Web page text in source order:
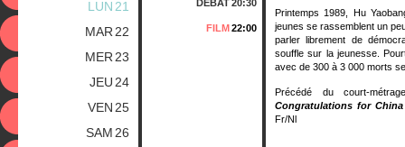
LUN 21
MAR 22
MER 23
JEU 24
VEN 25
SAM 26
DÉBAT20:30
FILM22:00
Printemps 1989, Hu
jeunes se rassemblent un
parler librement de
souffle sur la jeunesse.
avec de 300 à 3 000 morts
Précédé du court-
Congratulations for
Fr/Nl